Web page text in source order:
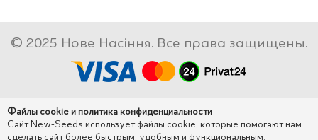
© 2025 Нове Насіння. Все права защищены.
Файлы cookie и политика конфиденциальности
Сайт New-Seeds использует файлы cookie, которые помогают нам
сделать сайт более быстрым, удобным и функциональным.